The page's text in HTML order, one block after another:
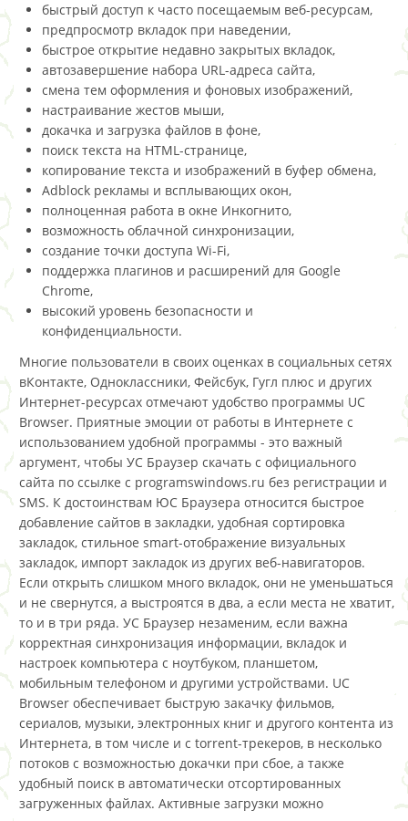
быстрый доступ к часто посещаемым веб-ресурсам,
предпросмотр вкладок при наведении,
быстрое открытие недавно закрытых вкладок,
автозавершение набора URL-адреса сайта,
смена тем оформления и фоновых изображений,
настраивание жестов мыши,
докачка и загрузка файлов в фоне,
поиск текста на HTML-странице,
копирование текста и изображений в буфер обмена,
Adblock рекламы и всплывающих окон,
полноценная работа в окне Инкогнито,
возможность облачной синхронизации,
создание точки доступа Wi-Fi,
поддержка плагинов и расширений для Google
Chrome,
высокий уровень безопасности и
конфиденциальности.
Многие пользователи в своих оценках в социальных сетях
вКонтакте, Одноклассники, Фейсбук, Гугл плюс и других
Интернет-ресурсах отмечают удобство программы UC
Browser. Приятные эмоции от работы в Интернете с
использованием удобной программы - это важный
аргумент, чтобы УС Браузер скачать с официального
сайта по ссылке с programswindows.ru без регистрации и
SMS. К достоинствам ЮС Браузера относится быстрое
добавление сайтов в закладки, удобная сортировка
закладок, стильное smart-отображение визуальных
закладок, импорт закладок из других веб-навигаторов.
Если открыть слишком много вкладок, они не уменьшаться
и не свернутся, а выстроятся в два, а если места не хватит,
то и в три ряда. УС Браузер незаменим, если важна
корректная синхронизация информации, вкладок и
настроек компьютера с ноутбуком, планшетом,
мобильным телефоном и другими устройствами. UC
Browser обеспечивает быструю закачку фильмов,
сериалов, музыки, электронных книг и другого контента из
Интернета, в том числе и с torrent-трекеров, в несколько
потоков с возможностью докачки при сбое, а также
удобный поиск в автоматически отсортированных
загруженных файлах. Активные загрузки можно